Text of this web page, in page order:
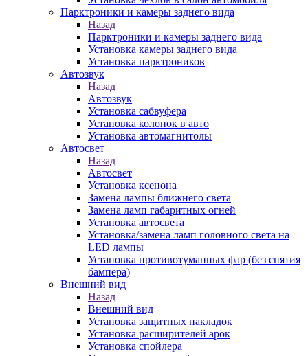
Парктроники и камеры заднего вида
Назад
Парктроники и камеры заднего вида
Установка камеры заднего вида
Установка парктроников
Автозвук
Назад
Автозвук
Установка сабвуфера
Установка колонок в авто
Установка автомагнитолы
Автосвет
Назад
Автосвет
Установка ксенона
Замена лампы ближнего света
Замена ламп габаритных огней
Установка автосвета
Установка/замена ламп головного света на
LED лампы
Установка противотуманных фар (без снятия
бампера)
Внешний вид
Назад
Внешний вид
Установка защитных накладок
Установка расширителей арок
Установка спойлера